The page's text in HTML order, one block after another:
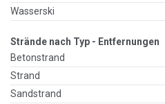
Wasserski
Strände nach Typ - Entfernungen
Betonstrand
Strand
Sandstrand